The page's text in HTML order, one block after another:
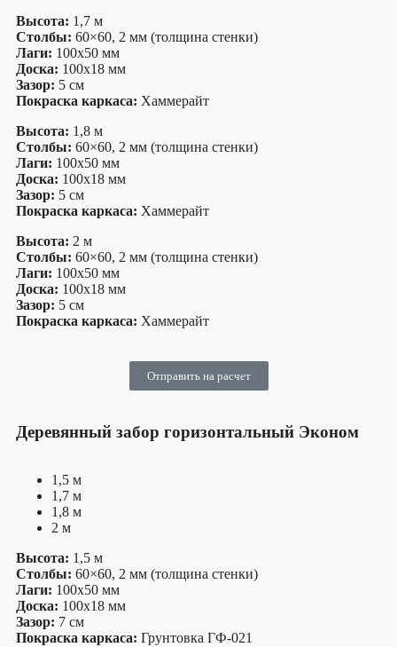
Высота: 1,7 м
Столбы: 60×60, 2 мм (толщина стенки)
Лаги: 100х50 мм
Доска: 100х18 мм
Зазор: 5 см
Покраска каркаса: Хаммерайт
Высота: 1,8 м
Столбы: 60×60, 2 мм (толщина стенки)
Лаги: 100х50 мм
Доска: 100х18 мм
Зазор: 5 см
Покраска каркаса: Хаммерайт
Высота: 2 м
Столбы: 60×60, 2 мм (толщина стенки)
Лаги: 100х50 мм
Доска: 100х18 мм
Зазор: 5 см
Покраска каркаса: Хаммерайт
Отправить на расчет
Деревянный забор горизонтальный Эконом
1,5 м
1,7 м
1,8 м
2 м
Высота: 1,5 м
Столбы: 60×60, 2 мм (толщина стенки)
Лаги: 100х50 мм
Доска: 100х18 мм
Зазор: 7 см
Покраска каркаса: Грунтовка ГФ-021